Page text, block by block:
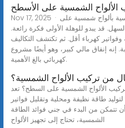
الألواح الشمسية على الأسطح
Nov 17, 2025 · إن تركيب نظام طاقة شمسية بألواح شمسية على
قد يبدو للوهلة الأولى فكرة رائعة.
كهرباء أقل. ثم تكتشف التكاليف
إنه إنفاق مالي كبير، وهو أيضًا مشروع
كهربائي بالغ الأهمية.
من تركيب الألواح الشمسية؟
الألواح الشمسية على السطح؟ تعد
طاقة نظيفة ومحلية وتقليل فواتير
تتمكن من البدء في جني فوائد الطاقة
الشمسية، تحتاج إلى تجهيز الألواح